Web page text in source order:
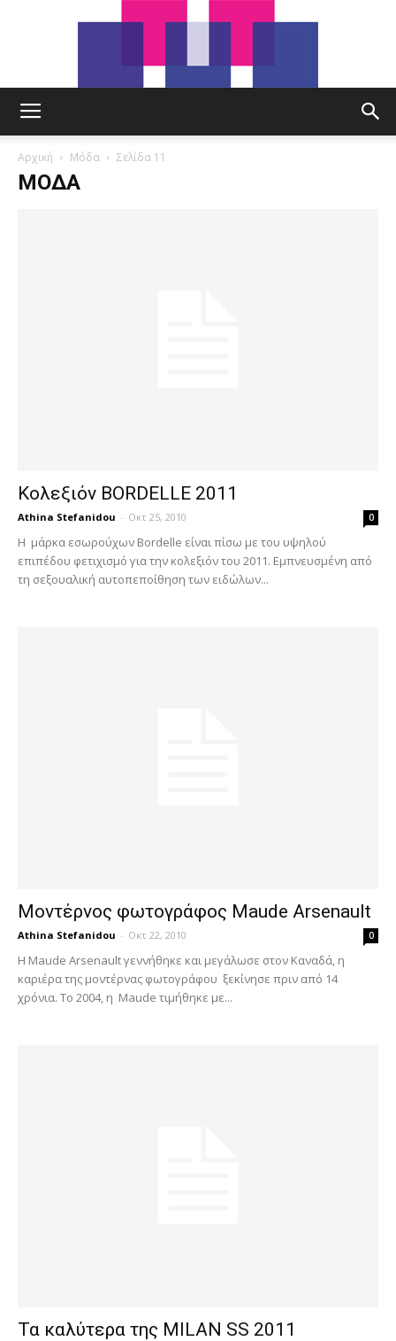
Αρχική Μόδα Σελίδα 11
ΜΌΔΑ
Κολεξιόν BORDELLE 2011
Athina Stefanidou - Οκτ 25, 2010 0
Η μάρκα εσωρούχων Bordelle είναι πίσω με του υψηλού
επιπέδου φετιχισμό για την κολεξιόν του 2011. Εμπνευσμένη από
τη σεξουαλική αυτοπεποίθηση των ειδώλων...
Μοντέρνος φωτογράφος Maude Arsenault
Athina Stefanidou - Οκτ 22, 2010 0
Η Maude Arsenault γεννήθηκε και μεγάλωσε στον Καναδά, η
καριέρα της μοντέρνας φωτογράφου ξεκίνησε πριν από 14
χρόνια. Το 2004, η Maude τιμήθηκε με...
Τα καλύτερα της MILAN SS 2011